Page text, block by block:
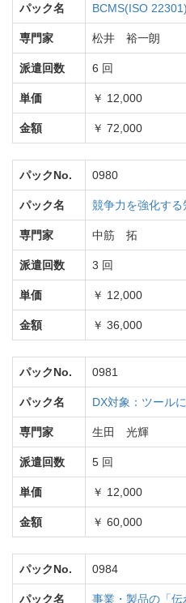
パック名 BCMS(ISO
専門家 松井 裕一朗
派遣回数 6 回
単価 ￥ 12,000
金額 ￥ 72,000
パックNo. 0980
パック名 競争力を強化す
専門家 中筋 拓
派遣回数 3 回
単価 ￥ 12,000
金額 ￥ 36,000
パックNo. 0981
パック名 DX対象：ツール
専門家 生田 光輝
派遣回数 5 回
単価 ￥ 12,000
金額 ￥ 60,000
パックNo. 0984
パック名 事業・製品の「